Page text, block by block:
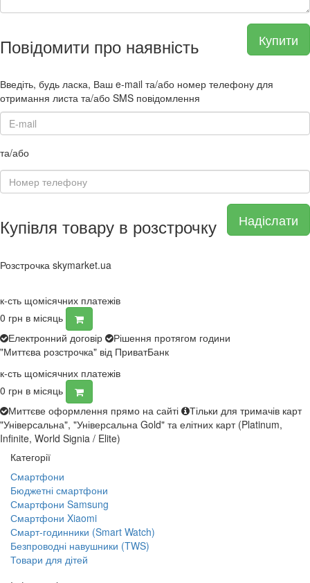
Купити
Повідомити про наявність
Введіть, будь ласка, Ваш e-mail та/або номер телефону для
отримання листа та/або SMS повідомлення
та/або
Надіслати
Купівля товару в розстрочку
Розстрочка skymarket.ua
к-сть щомісячних платежів
0 грн в місяць
Електронний договір
Рішення протягом години
"Миттєва розстрочка" від ПриватБанк
к-сть щомісячних платежів
0 грн в місяць
Миттєве оформлення прямо на сайті
Тільки для тримачів карт
"Універсальна", "Універсальна Gold" та елітних карт (Platinum,
Infinite, World Signia / Elite)
Категорії
Смартфони
Бюджетні смартфони
Смартфони Samsung
Смартфони Xiaomi
Смарт-годинники (Smart Watch)
Безпроводні навушники (TWS)
Товари для дітей